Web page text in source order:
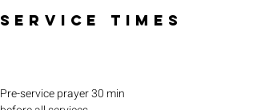
SERVICE TIMES
Pre-service prayer 30 min